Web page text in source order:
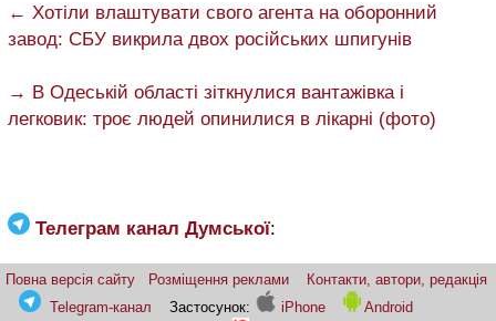
← Хотіли влаштувати свого агента на оборонний
завод: СБУ викрила двох російських шпигунів
→ В Одеській області зіткнулися вантажівка і
легковик: троє людей опинилися в лікарні (фото)
Телеграм канал Думської:
Повна версія сайту Розміщення реклами
Контакти, автори, редакція
Telegram-канал
Застосунок: iPhone
Android